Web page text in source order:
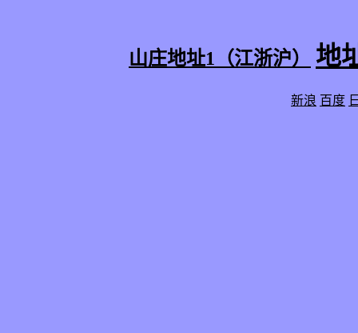
山庄地址1（江浙沪） 地
新浪 百度